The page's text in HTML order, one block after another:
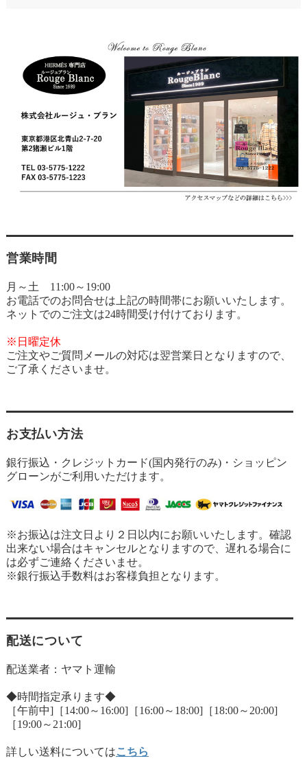
営業時間
月～土 11:00～19:00
お電話でのお問合せは上記の時間帯にお願いいたします。
ネットでのご注文は24時間受け付けております。
※日曜定休
ご注文やご質問メールの対応は翌営業日となりますので、
ご了承くださいませ。
お支払い方法
銀行振込・クレジットカード(国内発行のみ)・ショッピン
グローンがご利用いただけます。
※お振込は注文日より２日以内にお願いいたします。確認
出来ない場合はキャンセルとなりますので、遅れる場合に
は必ずご連絡くださいませ。
※銀行振込手数料はお客様負担となります。
配送について
配送業者：ヤマト運輸
◆時間指定承ります◆
［午前中]［14:00～16:00]［16:00～18:00]［18:00～20:00]
［19:00～21:00]
詳しい送料についてはこちら